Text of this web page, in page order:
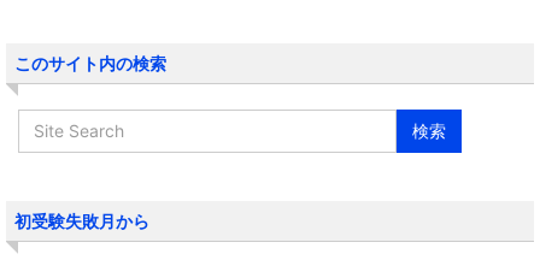
このサイト内の検索
初受験失敗月から